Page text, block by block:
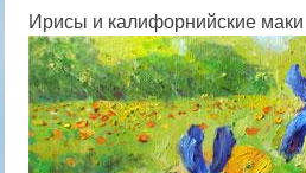
Ирисы и калифорнийские маки